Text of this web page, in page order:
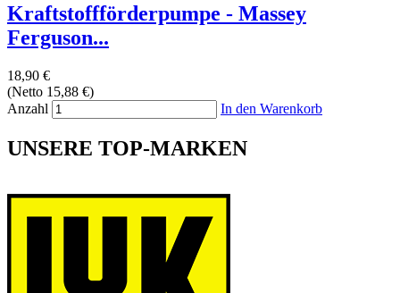
Kraftstoffförderpumpe - Massey
Ferguson...
18,90 €
(Netto 15,88 €)
Anzahl
In den Warenkorb
UNSERE TOP-MARKEN